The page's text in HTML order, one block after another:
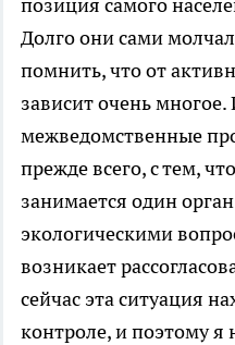
Долго они сами
помнить, что от
зависит очень многое.
межведомственные
прежде всего, с тем,
занимается один
экологическими
возникает
сейчас эта ситуация
контроле, и поэтому я